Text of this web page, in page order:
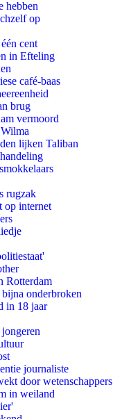
hebben
op
cent
in Efteling
café-baas
brug
vermoord
lijken Taliban
rugzak
op internet
Rotterdam
onderbroken
in 18 jaar
journaliste
door wetenschappers
in weiland